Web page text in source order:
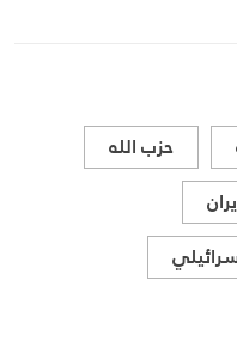
حزب الله